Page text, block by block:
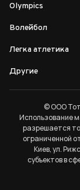
Olympics
Волейбол
Легка атлетика
Другие
© ООО
Использование
разрешается
ограниченной
Киев, ул.
субъектов в